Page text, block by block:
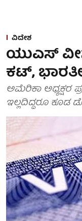
ವಿದೇಶ
ಯುಎಸ್
ಕಟ್,
ಅಮೆರಿಕಾ ಅಧ್ಯಕ್ಷರ
ಇಲ್ಲದಿದ್ದರೂ ಕೂಡ